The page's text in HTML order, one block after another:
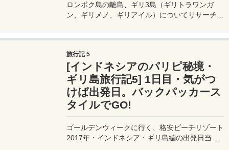
ロンボク島の離島、ギリ3島（ギリトラワンガ
ン、ギリメノ、ギリアイル）についてリサーチす
旅行記 5
[インドネシアのパリピ秘境・
ギリ島旅行記5] 1日目・気がつ
けば出発日。バックパッカース
タイルでGO!
ゴールデンウィークに行く、格安ビーチリゾート
2017年・インドネシア・ギリ島編の出発日当